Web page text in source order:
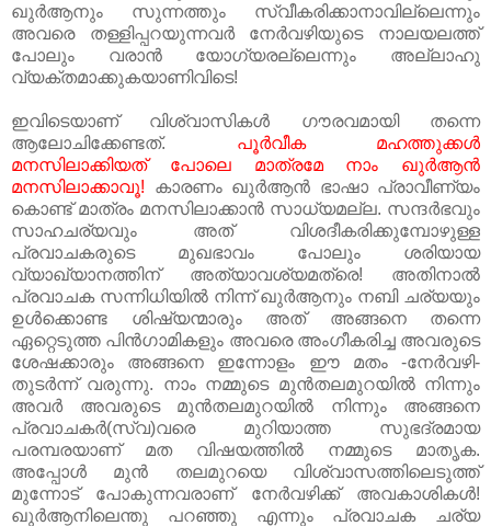
ഖുര്‍ആനും സുന്നത്തും സ്വീകരിക്കാനാവില്ലെന്നും
അവരെ തള്ളിപ്പറയുന്നവര്‍ നേര്‍വഴിയുടെ നാലയലത്ത്‌
പോലും വരാന്‍ യോഗ്യരല്ലെന്നും അല്ലാഹു
വ്യക്തമാക്കുകയാണിവിടെ!
ഇവിടെയാണ്‌ വിശ്വാസികള്‍ ഗൗരവമായി തന്നെ
ആലോചിക്കേണ്ടത്‌. പൂര്‍വീക മഹത്തുക്കള്‍
മനസിലാക്കിയത്‌ പോലെ മാത്രമേ നാം ഖുര്‍ആന്‍
മനസിലാക്കാവൂ! കാരണം ഖുര്‍ആന്‍ ഭാഷാ പ്രാവീണ്യം
കൊണ്ട്‌ മാത്രം മനസിലാക്കാന്‍ സാധ്യമല്ല. സന്ദര്‍ഭവും
സാഹചര്യവും അത്‌ വിശദീകരിക്കുമ്പോഴുള്ള
പ്രവാചകരുടെ മുഖഭാവം പോലും ശരിയായ
വ്യാഖ്യാനത്തിന്‌ അത്യാവശ്യമത്രെ! അതിനാല്‍
പ്രവാചക സന്നിധിയില്‍ നിന്ന് ഖുര്‍ആനും നബി ചര്യയും
ഉള്‍ക്കൊണ്ട ശിഷ്യന്മാരും അത്‌ അങ്ങനെ തന്നെ
ഏറ്റെടുത്ത പിന്‍ഗാമികളും അവരെ അംഗീകരിച്ച അവരുടെ
ശേഷക്കാരും അങ്ങനെ ഇന്നോളം ഈ മതം -നേര്‍വഴി-
തുടര്‍ന്ന് വരുന്നു. നാം നമ്മുടെ മുന്‍തലമുറയില്‍ നിന്നും
അവര്‍ അവരുടെ മുന്‍തലമുറയില്‍ നിന്നും അങ്ങനെ
പ്രവാചകര്‍(സ്വ)വരെ മുറിയാത്ത സുഭദ്രമായ
പരമ്പരയാണ്‌ മത വിഷയത്തില്‍ നമ്മുടെ മാതൃക.
അപ്പോള്‍ മുന്‍ തലമുറയെ വിശ്വാസത്തിലെടുത്ത്‌
മുന്നോട്‌ പോകുന്നവരാണ്‌ നേര്‍വഴിക്ക്‌ അവകാശികള്‍!
ഖുര്‍ആനിലെന്തു പറഞ്ഞു എന്നും പ്രവാചക ചര്യ